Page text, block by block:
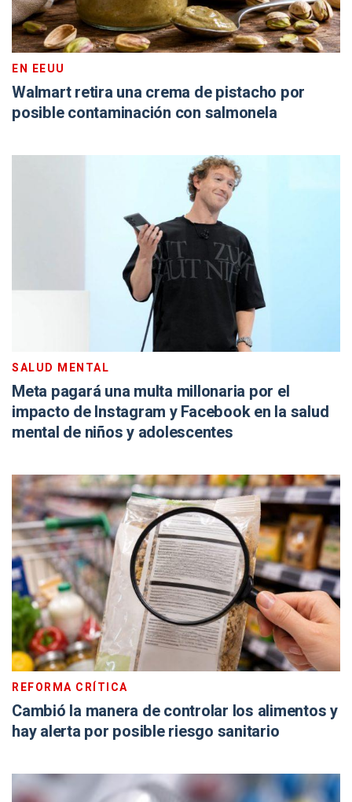
EN EEUU
Walmart retira una crema de pistacho por
posible contaminación con salmonela
SALUD MENTAL
Meta pagará una multa millonaria por el
impacto de Instagram y Facebook en la salud
mental de niños y adolescentes
REFORMA CRÍTICA
Cambió la manera de controlar los alimentos y
hay alerta por posible riesgo sanitario